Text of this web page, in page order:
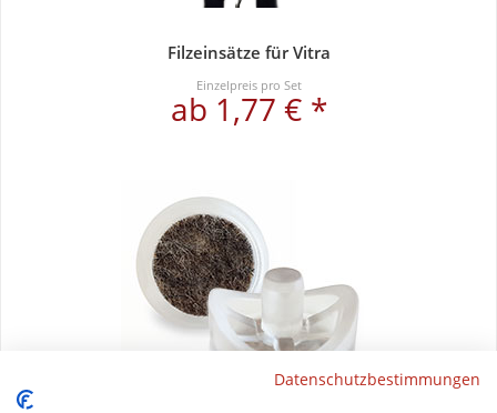
Filzeinsätze für Vitra
Einzelpreis pro Set
ab 1,77 € *
Datenschutzbestimmungen